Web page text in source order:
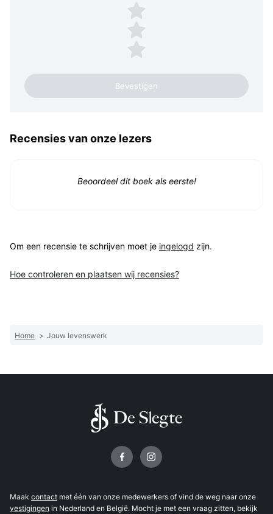
3 sterren
2 sterren
1 ster
Recensies van onze lezers
Beoordeel dit boek als eerste!
Om een recensie te schrijven moet je ingelogd zijn.
Hoe controleren en plaatsen wij recensies?
Home > Jouw levenswerk
Maak contact met één van onze medewerkers of vind de weg naar onze
vestigingen in Nederland en België. Mocht je met een vraag zitten, bekijk